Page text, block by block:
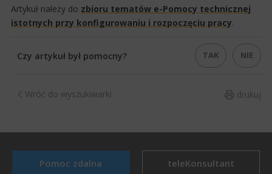
Artykuł należy do zbioru tematów e-Pomocy technicznej
istotnych przy konfigurowaniu i rozpoczęciu pracy​.
Czy artykuł był pomocny? TAK NIE
drukuj
Wróć do wyszukiwarki
Pomoc zdalna teleKonsultant